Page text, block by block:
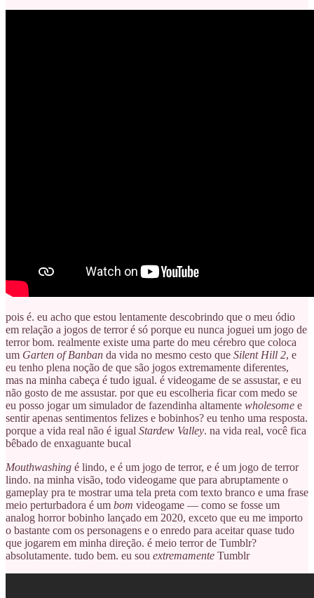
pois é. eu acho que estou lentamente descobrindo que o meu ódio
em relação a jogos de terror é só porque eu nunca joguei um jogo de
terror bom. realmente existe uma parte do meu cérebro que coloca
um Garten of Banban da vida no mesmo cesto que Silent Hill 2, e
eu tenho plena noção de que são jogos extremamente diferentes,
mas na minha cabeça é tudo igual. é videogame de se assustar, e eu
não gosto de me assustar. por que eu escolheria ficar com medo se
eu posso jogar um simulador de fazendinha altamente wholesome e
sentir apenas sentimentos felizes e bobinhos? eu tenho uma resposta.
porque a vida real não é igual Stardew Valley. na vida real, você fica
bêbado de enxaguante bucal
Mouthwashing é lindo, e é um jogo de terror, e é um jogo de terror
lindo. na minha visão, todo videogame que para abruptamente o
gameplay pra te mostrar uma tela preta com texto branco e uma frase
meio perturbadora é um bom videogame — como se fosse um
analog horror bobinho lançado em 2020, exceto que eu me importo
o bastante com os personagens e o enredo para aceitar quase tudo
que jogarem em minha direção. é meio terror de Tumblr?
absolutamente. tudo bem. eu sou extremamente Tumblr